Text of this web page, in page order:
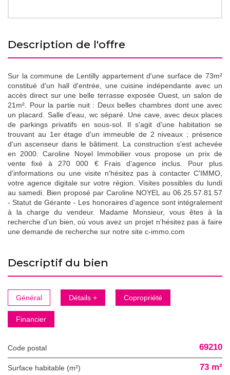
description de l'offre
Sur la commune de Lentilly appartement d'une surface de 73m²
constitué d'un hall d'entrée, une cuisine indépendante avec un
accès direct sur une belle terrasse exposée Ouest, un salon de
21m². Pour la partie nuit : Deux belles chambres dont une avec
un placard. Salle d'eau, wc séparé. Une cave, avec deux places
de parkings privatifs en sous-sol. Il s'agit d'une habitation se
trouvant au 1er étage d'un immeuble de 2 niveaux ; présence
d'un ascenseur dans le bâtiment. La construction s'est achevée
en 2000. Caroline Noyel Immobilier vous propose un prix de
vente fixé à 270 000 € Frais d'agence inclus. Pour plus
d'informations ou une visite n'hésitez pas à contacter C'IMMO,
votre agence digitale sur votre région. Visites possibles du lundi
au samedi. Bien proposé par Caroline NOYEL au 06.25.57.81.57
- Statut de Gérante - Les honoraires d'agence sont intégralement
à la charge du vendeur. Madame Monsieur, vous êtes à la
recherche d'un bien, où vous avez un projet n'hésitez pas à faire
une demande de recherche sur notre site c-immo.com
descriptif du bien
Général Détails + Copropriété
Financier
Code postal 69210
Surface habitable (m²) 73 m²